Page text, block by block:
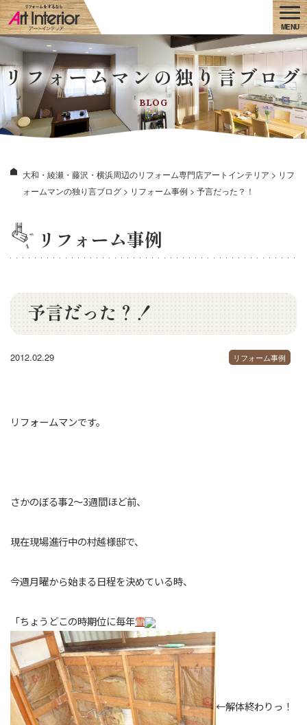
リフォームマンの独り言ブログ
BLOG
大和・綾瀬・藤沢・横浜周辺のリフォーム専門店アートインテリア > リフ
ォームマンの独り言ブログ > リフォーム事例 > 予言だった？！
リフォーム事例
予言だった？！
2012.02.29 リフォーム事例
リフォームマンです。
さかのぼる事2～3週間ほど前、
現在現場進行中の村越様邸で、
今週月曜から始まる日程を決めている時、
「ちょうどこの時期位に毎年雪
←解体終わりっ！